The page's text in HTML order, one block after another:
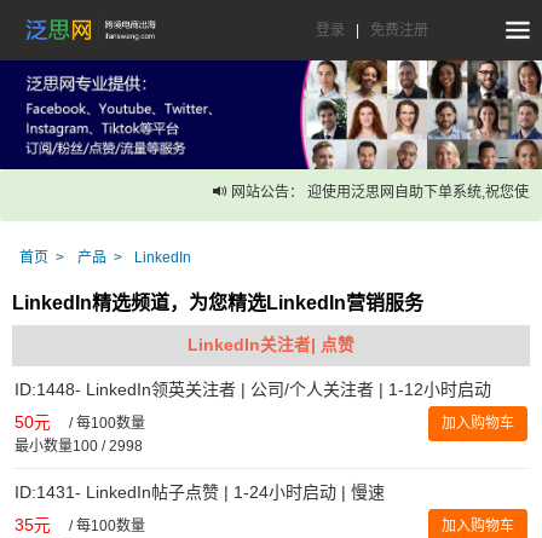
登录 免费注册
网站公告： 迎使用泛思网自助下单系统,祝您使用
首页 产品 LinkedIn
LinkedIn精选频道，为您精选LinkedIn营销服务
LinkedIn关注者| 点赞
ID:1448- LinkedIn领英关注者 | 公司/个人关注者 | 1-12小时启动
50元 /每100数量
最小数量100 / 2998
加入购物车
ID:1431- LinkedIn帖子点赞 | 1-24小时启动 | 慢速
35元 /每100数量
加入购物车